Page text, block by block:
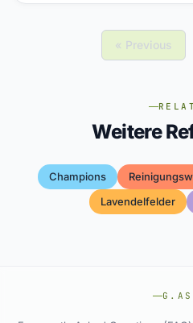
« Previous
Weitere
Champions
Lavendelfelder